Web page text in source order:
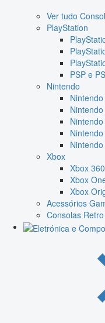
Ver tudo
PlayStation
PSP e
Nintendo
Xbox
Xbox 360
Xbox
Xbox
Acessórios
Consolas Retro